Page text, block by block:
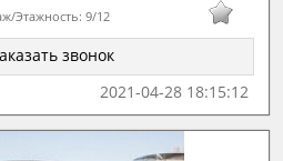
Этажность:9/12
звонок
2021-04-28 18:15:12